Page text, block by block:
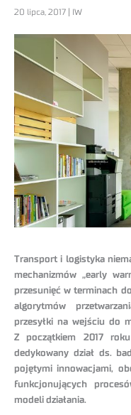
20 lipca, 2017 | IW
Transport i logistyka
mechanizmów „early
przesunięć w terminach
algorytmów
przesyłki na wejściu do
Z początkiem 2017
dedykowany dział ds.
pojętymi innowacjami,
funkcjonujących
modeli działania.